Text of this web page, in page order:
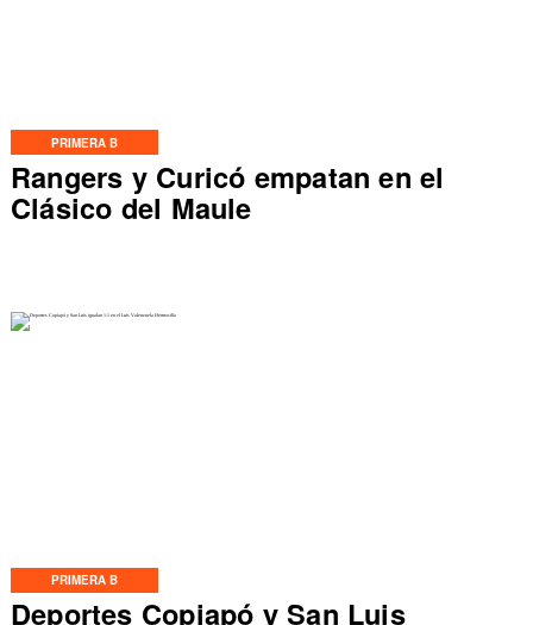
PRIMERA B
Rangers y Curicó empatan en el
Clásico del Maule
PRIMERA B
Deportes Copiapó y San Luis